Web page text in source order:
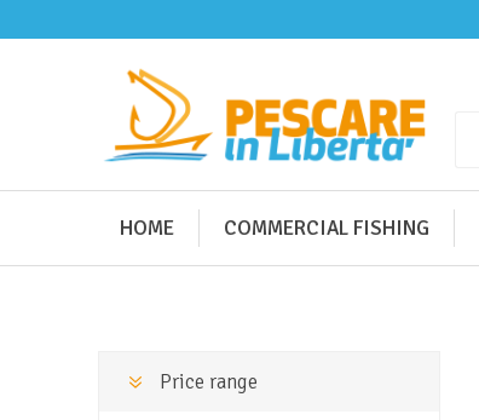
HOME COMMERCIAL FISHING
Price range